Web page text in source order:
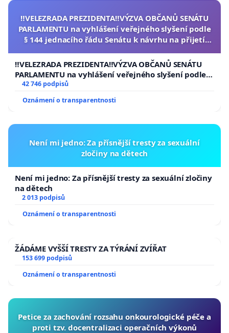
‼️VELEZRADA PREZIDENTA‼️VÝZVA OBČANŮ SENÁTU
PARLAMENTU na vyhlášení veřejného slyšení podle
§ 144 jednacího řádu Senátu k návrhu na přijetí
republiky
‼️VELEZRADA PREZIDENTA‼️VÝZVA OBČANŮ SENÁTU
PARLAMENTU na vyhlášení veřejného slyšení podle §
144 jednacího řádu Senátu k návrhu na přijetí
republiky
42 746 podpisů
Oznámení o transparentnosti
Není mi jedno: Za přísnější tresty za sexuální
zločiny na dětech
Není mi jedno: Za přísnější tresty za sexuální zločiny
na dětech
2 013 podpisů
Oznámení o transparentnosti
ŽÁDÁME VYŠŠÍ TRESTY ZA TÝRÁNÍ ZVÍŘAT
153 699 podpisů
Oznámení o transparentnosti
Petice za zachování rozsahu onkourologické péče a
proti tzv. docentralizaci operačních výkonů